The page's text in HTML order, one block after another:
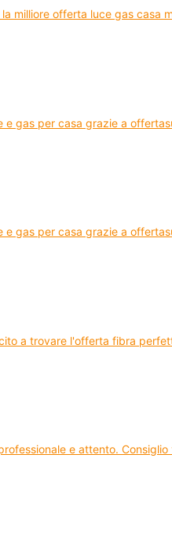
milliore offerta luce gas casa
gas per casa grazie a
gas per casa grazie a
a trovare l'offerta fibra
e attento.